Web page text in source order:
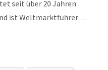
seit über 20 Jahren
ist Weltmarktführer…